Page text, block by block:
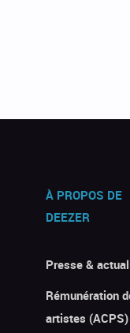
À PROPOS DE
DEEZER
Presse &
Rémunération
artistes (ACPS)